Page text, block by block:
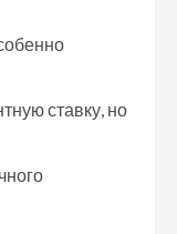
ставку, но